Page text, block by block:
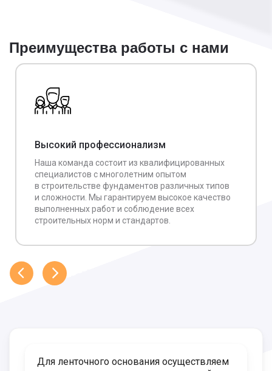
Преимущества работы с нами
Высокий профессионализм
Наша команда состоит из квалифицированных
специалистов с многолетним опытом
в строительстве фундаментов различных типов
и сложности. Мы гарантируем высокое качество
выполненных работ и соблюдение всех
строительных норм и стандартов.
Для ленточного основания осуществляем